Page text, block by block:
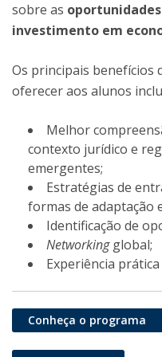
sobre as
investimento em
Os principais benefícios
oferecer aos alunos
Melhor
contexto jurídico e
emergentes;
Estratégias de
formas de adaptação
Identificação de
Networkingglobal;
Experiência
Conheça o programa